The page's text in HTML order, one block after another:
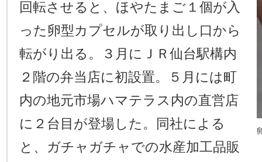
回転させると、ほやたまご１個が入
った卵型カプセルが取り出し口から
転がり出る。３月にＪＲ仙台駅構内
２階の弁当店に初設置。５月には町
内の地元市場ハマテラス内の直営店
に２台目が登場した。同社による
と、ガチャガチャでの水産加工品販